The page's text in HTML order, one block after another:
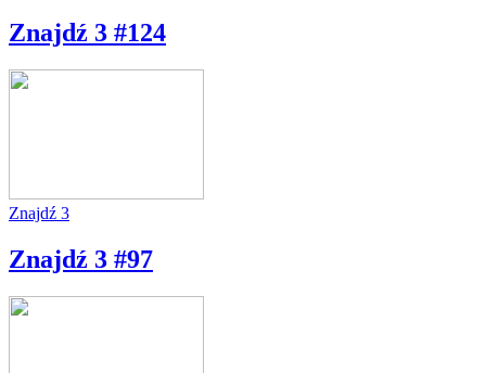
Znajdź 3 #124
Znajdź 3
Znajdź 3 #97